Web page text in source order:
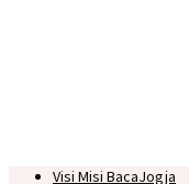
Visi Misi BacaJogja